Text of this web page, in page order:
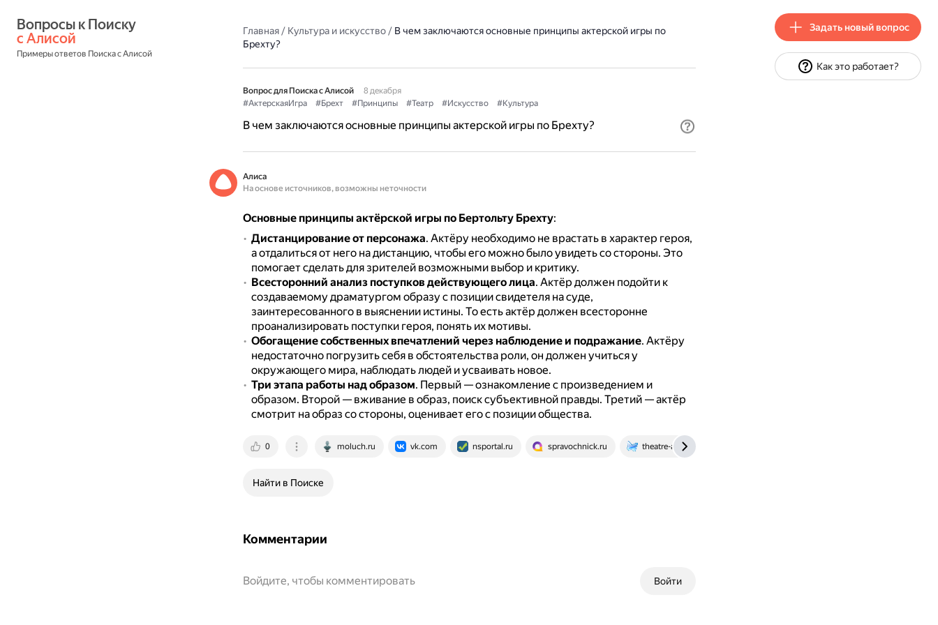
с Алисой
Примеры ответов Поиска с Алисой
Главная/ Культура и искусство/ В чем заключаются основные принципы актерской игры по
Брехту?
Вопрос для Поиска с Алисой
8 декабря
#АктерскаяИгра
#Брехт #Принципы #Театр #Искусство #Культура
В чем заключаются основные принципы актерской игры по Брехту?
Алиса
На основе источников, возможны неточности
Основные принципы актёрской игры по Бертольту Брехту:
Дистанцирование от персонажа. Актёру необходимо не врастать в характер героя,
а отдалиться от него на дистанцию, чтобы его можно было увидеть со стороны. Это
помогает сделать для зрителей возможными выбор и критику.
Всесторонний анализ поступков действующего лица. Актёр должен подойти к
создаваемому драматургом образу с позиции свидетеля на суде,
заинтересованного в выяснении истины. То есть актёр должен всесторонне
проанализировать поступки героя, понять их мотивы.
Обогащение собственных впечатлений через наблюдение и подражание. Актёру
недостаточно погрузить себя в обстоятельства роли, он должен учиться у
окружающего мира, наблюдать людей и усваивать новое.
Три этапа работы над образом. Первый — ознакомление с произведением и
образом. Второй — вживание в образ, поиск субъективной правды. Третий — актёр
смотрит на образ со стороны, оценивает его с позиции общества.
0 moluch.ru vk.com nsportal.ru spravochnick.ru theatre-art.1c-umi.ru
Найти в Поиске
Комментарии
Войти
Войдите, чтобы комментировать
Задать новый вопрос
Как это работает?